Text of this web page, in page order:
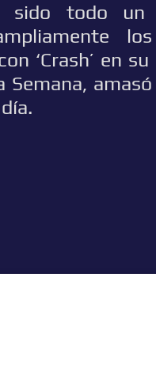
sido todo un
‘Crash’ en
Semana,